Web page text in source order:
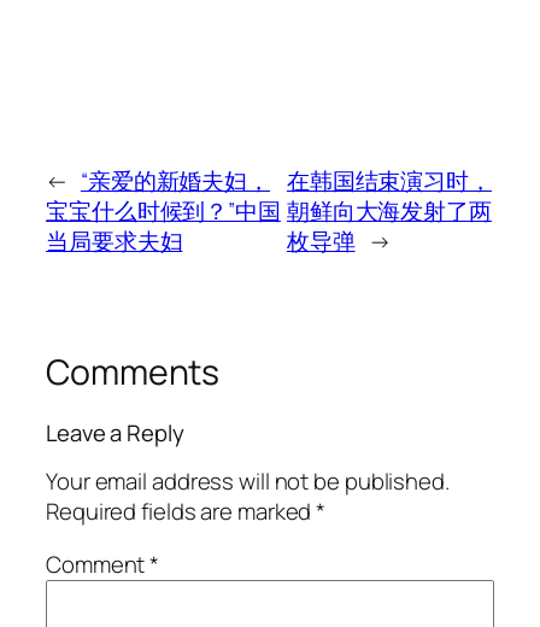
← “亲爱的新婚夫妇，
宝宝什么时候到？”中国
当局要求夫妇
在韩国结束演习时，
朝鲜向大海发射了两
枚导弹 →
Comments
Leave a Reply
Your email address will not be published.
Required fields are marked*
Comment*